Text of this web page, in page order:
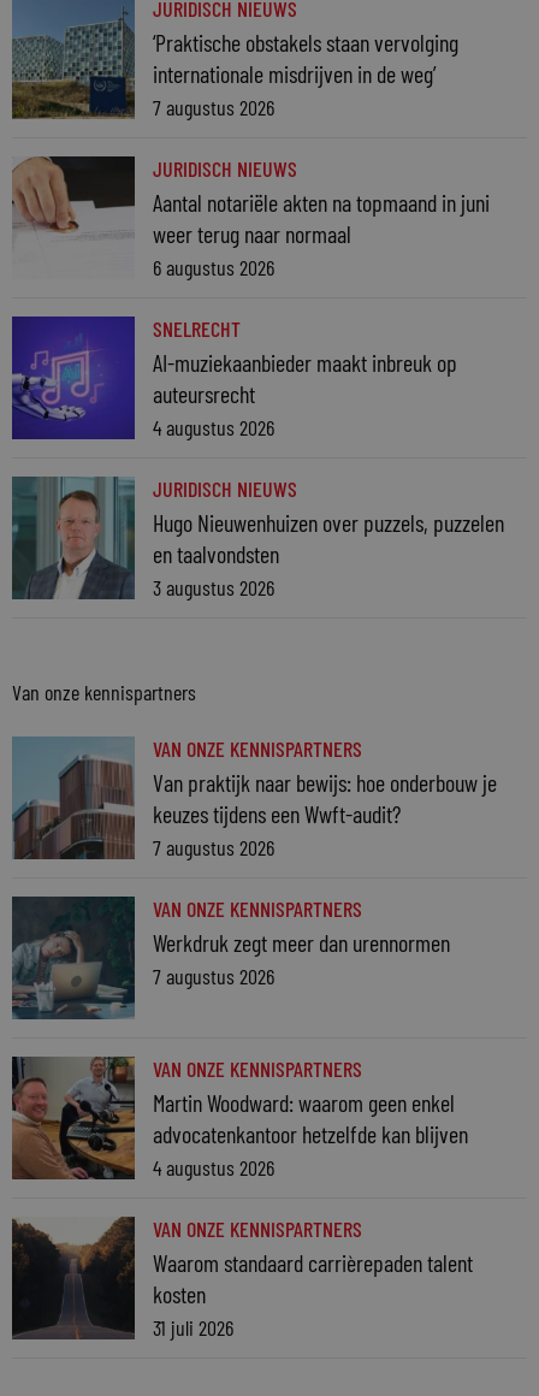
JURIDISCH NIEUWS
‘Praktische obstakels staan vervolging
internationale misdrijven in de weg’
7 augustus 2026
JURIDISCH NIEUWS
Aantal notariële akten na topmaand in juni
weer terug naar normaal
6 augustus 2026
SNELRECHT
AI-muziekaanbieder maakt inbreuk op
auteursrecht
4 augustus 2026
JURIDISCH NIEUWS
Hugo Nieuwenhuizen over puzzels, puzzelen
en taalvondsten
3 augustus 2026
Van onze kennispartners
VAN ONZE KENNISPARTNERS
Van praktijk naar bewijs: hoe onderbouw je
keuzes tijdens een Wwft-audit?
7 augustus 2026
VAN ONZE KENNISPARTNERS
Werkdruk zegt meer dan urennormen
7 augustus 2026
VAN ONZE KENNISPARTNERS
Martin Woodward: waarom geen enkel
advocatenkantoor hetzelfde kan blijven
4 augustus 2026
VAN ONZE KENNISPARTNERS
Waarom standaard carrièrepaden talent
kosten
31 juli 2026